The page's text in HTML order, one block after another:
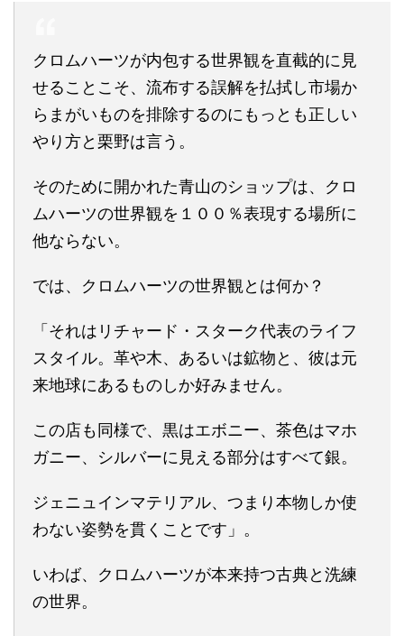
クロムハーツが内包する世界観を直截的に見
せることこそ、流布する誤解を払拭し市場か
らまがいものを排除するのにもっとも正しい
やり方と栗野は言う。
そのために開かれた青山のショップは、クロ
ムハーツの世界観を１００％表現する場所に
他ならない。
では、クロムハーツの世界観とは何か？
「それはリチャード・スターク代表のライフ
スタイル。革や木、あるいは鉱物と、彼は元
来地球にあるものしか好みません。
この店も同様で、黒はエボニー、茶色はマホ
ガニー、シルバーに見える部分はすべて銀。
ジェニュインマテリアル、つまり本物しか使
わない姿勢を貫くことです」。
いわば、クロムハーツが本来持つ古典と洗練
の世界。